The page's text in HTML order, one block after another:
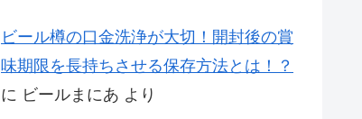
ビール樽の口金洗浄が大切！開封後の賞
味期限を長持ちさせる保存方法とは！？
に ビールまにあ より